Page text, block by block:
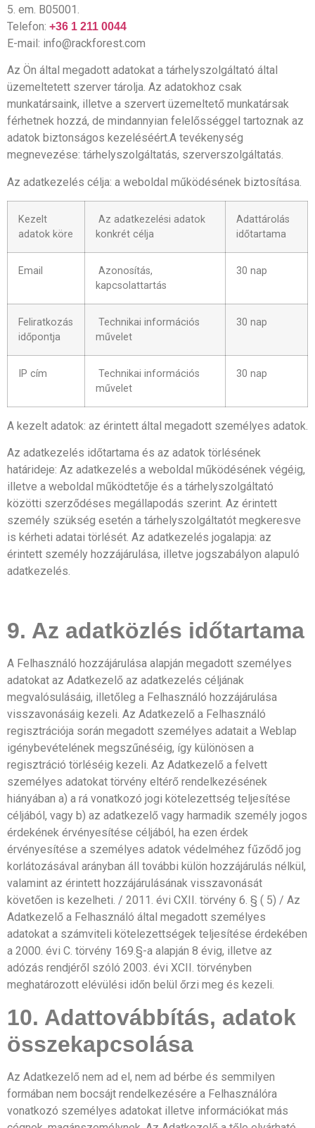
5. em. B05001.
Telefon: +36 1 211 0044
E-mail: info@rackforest.com
Az Ön által megadott adatokat a tárhelyszolgáltató által
üzemeltetett szerver tárolja. Az adatokhoz csak
munkatársaink, illetve a szervert üzemeltető munkatársak
férhetnek hozzá, de mindannyian felelősséggel tartoznak az
adatok biztonságos kezeléséért.A tevékenység
megnevezése: tárhelyszolgáltatás, szerverszolgáltatás.
Az adatkezelés célja: a weboldal működésének biztosítása.
Kezelt
adatok köre
Az adatkezelési adatok
konkrét célja
Adattárolás
időtartama
Email
Azonosítás,
kapcsolattartás
30 nap
Feliratkozás
időpontja
Technikai információs
művelet
30 nap
IP cím
Technikai információs
művelet
30 nap
A kezelt adatok: az érintett által megadott személyes adatok.
Az adatkezelés időtartama és az adatok törlésének
határideje: Az adatkezelés a weboldal működésének végéig,
illetve a weboldal működtetője és a tárhelyszolgáltató
közötti szerződéses megállapodás szerint. Az érintett
személy szükség esetén a tárhelyszolgáltatót megkeresve
is kérheti adatai törlését. Az adatkezelés jogalapja: az
érintett személy hozzájárulása, illetve jogszabályon alapuló
adatkezelés.
9. Az adatközlés időtartama
A Felhasználó hozzájárulása alapján megadott személyes
adatokat az Adatkezelő az adatkezelés céljának
megvalósulásáig, illetőleg a Felhasználó hozzájárulása
visszavonásáig kezeli. Az Adatkezelő a Felhasználó
regisztrációja során megadott személyes adatait a Weblap
igénybevételének megszűnéséig, így különösen a
regisztráció törléséig kezeli. Az Adatkezelő a felvett
személyes adatokat törvény eltérő rendelkezésének
hiányában a) a rá vonatkozó jogi kötelezettség teljesítése
céljából, vagy b) az adatkezelő vagy harmadik személy jogos
érdekének érvényesítése céljából, ha ezen érdek
érvényesítése a személyes adatok védelméhez fűződő jog
korlátozásával arányban áll további külön hozzájárulás nélkül,
valamint az érintett hozzájárulásának visszavonását
követően is kezelheti. / 2011. évi CXII. törvény 6. § ( 5) / Az
Adatkezelő a Felhasználó által megadott személyes
adatokat a számviteli kötelezettségek teljesítése érdekében
a 2000. évi C. törvény 169.§-a alapján 8 évig, illetve az
adózás rendjéről szóló 2003. évi XCII. törvényben
meghatározott elévülési időn belül őrzi meg és kezeli.
10. Adattovábbítás, adatok
összekapcsolása
Az Adatkezelő nem ad el, nem ad bérbe és semmilyen
formában nem bocsájt rendelkezésére a Felhasználóra
vonatkozó személyes adatokat illetve információkat más